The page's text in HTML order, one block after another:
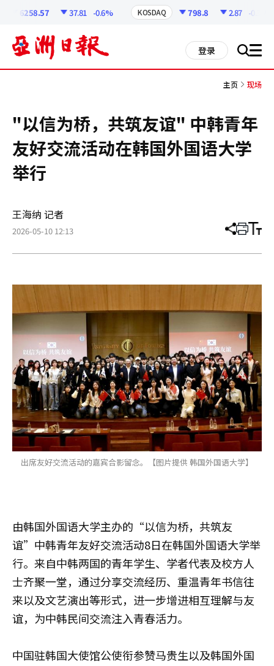
6258.57 37.81 -0.6% KOSDAQ 798.8 2.87 -0.36%
登录 搜 all
主页 现场
"以信为桥，共筑友谊" 中韩青年
友好交流活动在韩国外国语大学
举行
王海纳 记者
2026-05-10 12:13 分
章
打 调
小
出席友好交流活动的嘉宾合影留念。【图片提供 韩国外国语大学】
由韩国外国语大学主办的“以信为桥，共筑友
谊”中韩青年友好交流活动8日在韩国外国语大学举
行。来自中韩两国的青年学生、学者代表及校方人
士齐聚一堂，通过分享交流经历、重温青年书信往
来以及文艺演出等形式，进一步增进相互理解与友
谊，为中韩民间交流注入青春活力。
中国驻韩国大使馆公使衔参赞马贵生以及韩国外国